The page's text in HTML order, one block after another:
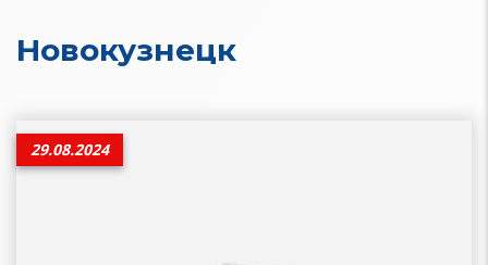
Новокузнецк
29.08.2024